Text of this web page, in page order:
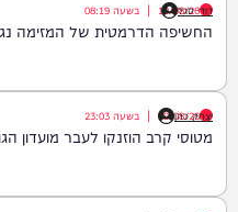
דודי סגל
10/08/26
| בשעה 08:19
החשיפה הדרמטית של המזימה
יצחק כהן
09/08/26
| בשעה 23:03
מטוסי קרב הוזנקו לעבר מועדון